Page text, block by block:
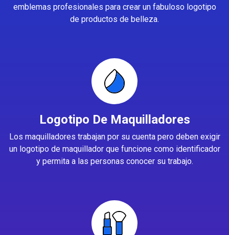
emblemas profesionales para crear un fabuloso logotipo
de productos de belleza.
Logotipo De Maquilladores
Los maquilladores trabajan por su cuenta pero deben exigir
un logotipo de maquillador que funcione como identificador
y permita a las personas conocer su trabajo.